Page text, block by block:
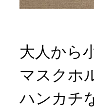
大人から
マスクホ
ハンカチ